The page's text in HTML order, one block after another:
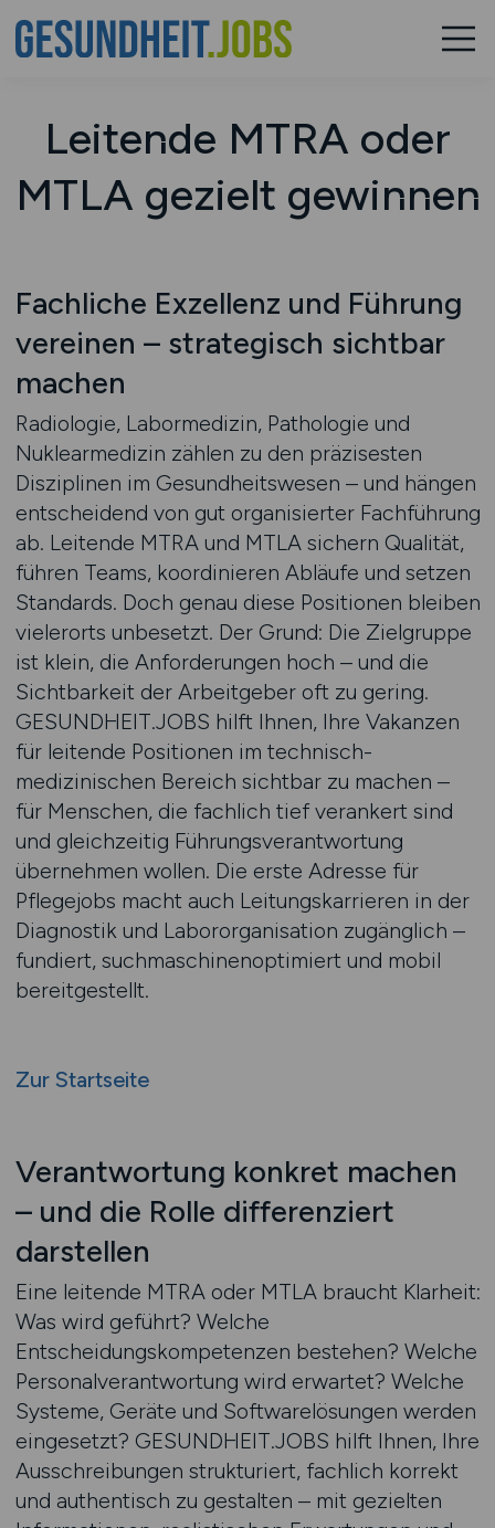
Leitende MTRA oder
MTLA gezielt gewinnen
Fachliche Exzellenz und Führung
vereinen – strategisch sichtbar
machen
Radiologie, Labormedizin, Pathologie und
Nuklearmedizin zählen zu den präzisesten
Disziplinen im Gesundheitswesen – und hängen
entscheidend von gut organisierter Fachführung
ab. Leitende MTRA und MTLA sichern Qualität,
führen Teams, koordinieren Abläufe und setzen
Standards. Doch genau diese Positionen bleiben
vielerorts unbesetzt. Der Grund: Die Zielgruppe
ist klein, die Anforderungen hoch – und die
Sichtbarkeit der Arbeitgeber oft zu gering.
GESUNDHEIT.JOBS hilft Ihnen, Ihre Vakanzen
für leitende Positionen im technisch-
medizinischen Bereich sichtbar zu machen –
für Menschen, die fachlich tief verankert sind
und gleichzeitig Führungsverantwortung
übernehmen wollen. Die erste Adresse für
Pflegejobs macht auch Leitungskarrieren in der
Diagnostik und Labororganisation zugänglich –
fundiert, suchmaschinenoptimiert und mobil
bereitgestellt.
Zur Startseite
Verantwortung konkret machen
– und die Rolle differenziert
darstellen
Eine leitende MTRA oder MTLA braucht Klarheit:
Was wird geführt? Welche
Entscheidungskompetenzen bestehen? Welche
Personalverantwortung wird erwartet? Welche
Systeme, Geräte und Softwarelösungen werden
eingesetzt? GESUNDHEIT.JOBS hilft Ihnen, Ihre
Ausschreibungen strukturiert, fachlich korrekt
und authentisch zu gestalten – mit gezielten